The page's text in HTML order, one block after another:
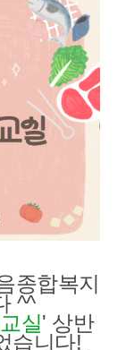
종합복지
^^
교실' 상반
습니다!